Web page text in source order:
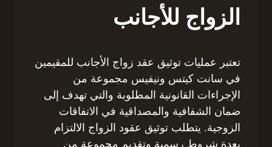
الزواج للأجانب
تعتبر عمليات توثيق عقد زواج الأجانب للمقيمين
في سانت كيتس ونيفيس مجموعة من
الإجراءات القانونية المطلوبة والتي تهدف إلى
ضمان الشفافية والمصداقية في الاتفاقات
الزوجية. يتطلب توثيق عقود الزواج الالتزام
بعدة شروط رسمية وتقديم مجموعة من